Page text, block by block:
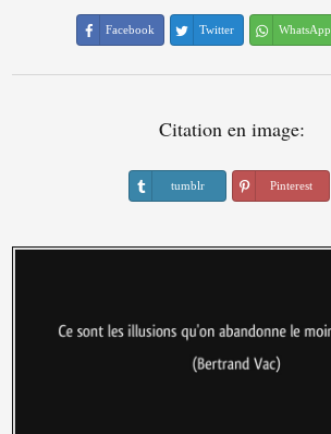
Facebook Twitter WhatsApp
Citation en image:
tumblr Pinterest